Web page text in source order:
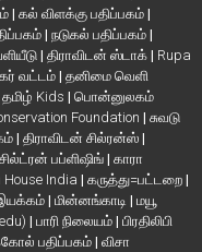
| கல் விளக்கு பதிப்பகம் |
| நடுகல் பதிப்பகம் |
| திராவிடன் ஸ்டாக் | Rupa
வட்டம் | தனிமை வெளி
தமிழ் Kids | பொன்னுலகம்
Foundation | சுவடு
| திராவிடன் சில்ரன்ஸ் |
பப்ளிஷிங் | காரா
House India | கருத்து=பட்டறை |
இயக்கம் | மின்னங்காடி | மயூ
| பாரி நிலையம் | பிரதிலிபி
பதிப்பகம் | விசா